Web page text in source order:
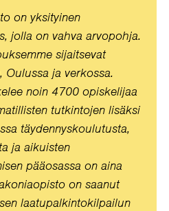
on yksityinen
jolla on vahva arvopohja.
sijaitsevat
Oulussa ja verkossa.
noin 4700 opiskelijaa
tutkintojen lisäksi
täydennyskoulutusta,
ja aikuisten
pääosassa on aina
on saanut
laatupalkintokilpailun